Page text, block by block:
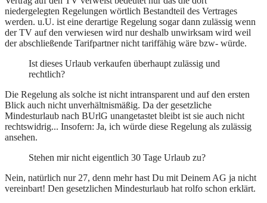
niedergelegten Regelungen wörtlich Bestandteil des Vertrages
werden. u.U. ist eine derartige Regelung sogar dann zulässig wenn
der TV auf den verwiesen wird nur deshalb unwirksam wird weil
der abschließende Tarifpartner nicht tariffähig wäre bzw- würde.
Ist dieses Urlaub verkaufen überhaupt zulässig und
rechtlich?
Die Regelung als solche ist nicht intransparent und auf den ersten
Blick auch nicht unverhältnismäßig. Da der gesetzliche
Mindesturlaub nach BUrlG unangetastet bleibt ist sie auch nicht
rechtswidrig... Insofern: Ja, ich würde diese Regelung als zulässig
ansehen.
Stehen mir nicht eigentlich 30 Tage Urlaub zu?
Nein, natürlich nur 27, denn mehr hast Du mit Deinem AG ja nicht
vereinbart! Den gesetzlichen Mindesturlaub hat rolfo schon erklärt.